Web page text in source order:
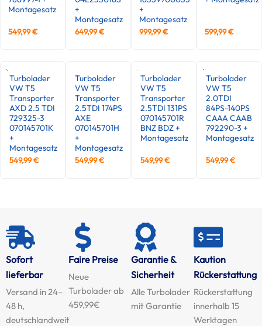
Montagesatz
549,99€
+
Montagesatz
649,99€
+
Montagesatz
999,99€ 599,99€
Turbolader
VW T5
Transporter
AXD 2.5 TDI
729325-3
070145701K
+
Montagesatz
549,99€
Turbolader
VW T5
Transporter
2.5TDI 174PS
AXE
070145701H
+
Montagesatz
549,99€
Turbolader
VW T5
Transporter
2.5TDI 131PS
070145701R
BNZ BDZ +
Montagesatz
549,99€
Turbolader
VW T5
2.0TDI
84PS-140PS
CAAA CAAB
792290-3 +
Montagesatz
549,99€
Sofort
lieferbar
Versand in 24–
48 h,
deutschlandweit
Faire Preise
Neue
Turbolader ab
459,99€
Garantie &
Sicherheit
Alle Turbolader
mit Garantie
Kaution
Rückerstattung
Rückerstattung
innerhalb 15
Werktagen